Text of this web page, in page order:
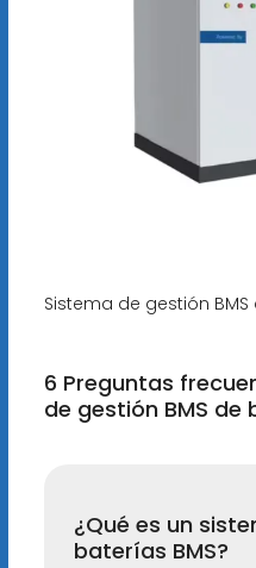
Sistema de gestión BMS
6 Preguntas
de gestión BMS de
¿Qué es un
baterías BMS?